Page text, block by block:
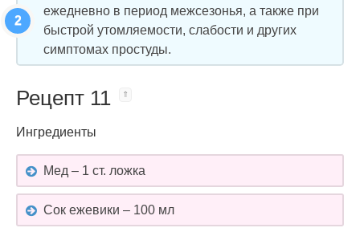
ежедневно в период межсезонья, а также при
быстрой утомляемости, слабости и других
симптомах простуды.
Рецепт 11
Ингредиенты
Мед – 1 ст. ложка
Сок ежевики – 100 мл